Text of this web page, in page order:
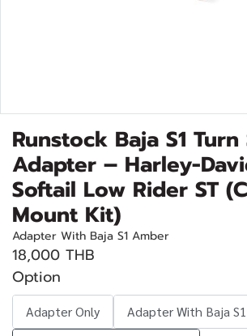
Runstock Baja S1
Adapter – Harley-
Softail Low Rider ST
Mount Kit)
Adapter With Baja S1 Amber
18,000 THB
Option
Adapter Only
Adapter With Baja